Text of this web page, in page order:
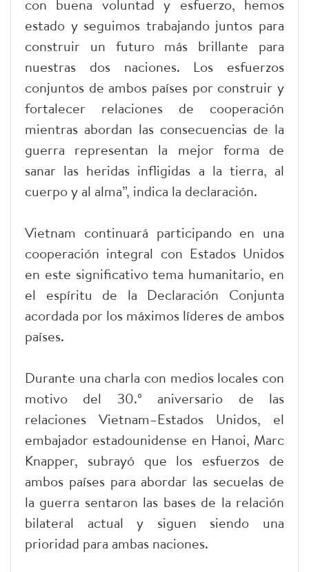
con buena voluntad y esfuerzo, hemos
estado y seguimos trabajando juntos para
construir un futuro más brillante para
nuestras dos naciones. Los esfuerzos
conjuntos de ambos países por construir y
fortalecer relaciones de cooperación
mientras abordan las consecuencias de la
guerra representan la mejor forma de
sanar las heridas infligidas a la tierra, al
cuerpo y al alma”, indica la declaración.
Vietnam continuará participando en una
cooperación integral con Estados Unidos
en este significativo tema humanitario, en
el espíritu de la Declaración Conjunta
acordada por los máximos líderes de ambos
países.
Durante una charla con medios locales con
motivo del 30.º aniversario de las
relaciones Vietnam–Estados Unidos, el
embajador estadounidense en Hanoi, Marc
Knapper, subrayó que los esfuerzos de
ambos países para abordar las secuelas de
la guerra sentaron las bases de la relación
bilateral actual y siguen siendo una
prioridad para ambas naciones.